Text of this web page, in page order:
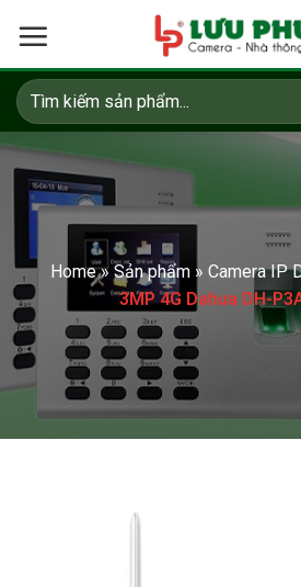
content
Tìm
kiếm:
Home»Sản phẩm» Camera IP
3MP 4G Dahua DH-